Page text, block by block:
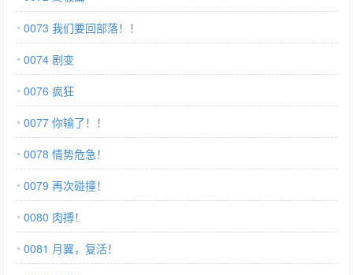
0073 我们要回部落！！
0074 剧变
0076 疯狂
0077 你输了！！
0078 情势危急！
0079 再次碰撞！
0080 肉搏！
0081 月翼，复活！